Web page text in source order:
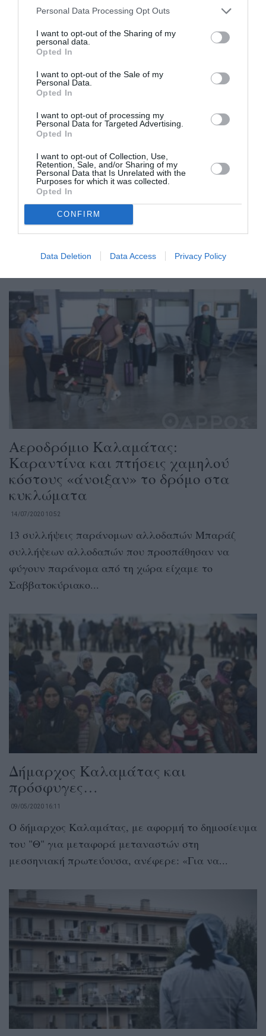
Personal Data Processing Opt Outs
I want to opt-out of the Sharing of my
personal data.
Opted In
I want to opt-out of the Sale of my
Personal Data.
Opted In
I want to opt-out of processing my
Personal Data for Targeted Advertising.
Opted In
I want to opt-out of Collection, Use,
Retention, Sale, and/or Sharing of my
Personal Data that Is Unrelated with the
Purposes for which it was collected.
Opted In
CONFIRM
Data Deletion Data Access Privacy Policy
Συνελήφθησαν πέντε άτομα για τον
εμπρησμό της Μόριας
15/09/2020 17:48
«Οι εμπρηστές της Μόριας κρατούνται.
Συνελήφθησαν πέντε νεαρής ηλικίας αλλοδαποί
ταυτοποιηθεί»...
Αεροδρόμιο Καλαμάτας:
Καραντίνα και πτήσεις χαμηλού
κόστους «άνοιξαν» το δρόμο στα
κυκλώματα
14/07/2020 10:52
13 συλλήψεις παράνομων αλλοδαπών Μπαράζ
συλλήψεων αλλοδαπών που προσπάθησαν να
φύγουν παράνομα από τη χώρα είχαμε το
Σαββατοκύριακο...
Δήμαρχος Καλαμάτας και
πρόσφυγες…
09/05/2020 16:11
Ο δήμαρχος Καλαμάτας, με αφορμή το δημοσίευμα
του "Θ" για μεταφορά μεταναστών στη
μεσσηνιακή πρωτεύουσα, ανέφερε: «Για να...